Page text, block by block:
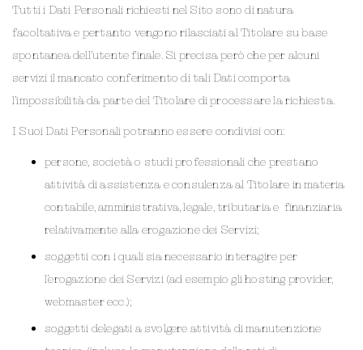
Tutti i Dati Personali richiesti nel Sito sono di natura
facoltativa e pertanto vengono rilasciati al Titolare su base
spontanea dell’utente finale. Si precisa però che per alcuni
servizi il mancato conferimento di tali Dati comporta
l’impossibilità da parte del Titolare di processare la richiesta.
I Suoi Dati Personali potranno essere condivisi con:
persone, società o studi professionali che prestano
attività di assistenza e consulenza al Titolare in materia
contabile, amministrativa, legale, tributaria e finanziaria
relativamente alla erogazione dei Servizi;
soggetti con i quali sia necessario interagire per
l’erogazione dei Servizi (ad esempio gli hosting provider,
webmaster ecc.);
soggetti delegati a svolgere attività di manutenzione